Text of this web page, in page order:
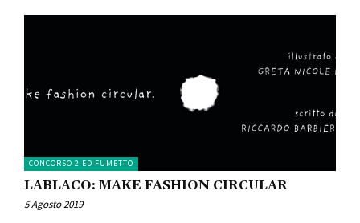
CONCORSO 2 ED FUMETTO
LABLACO: MAKE FASHION CIRCULAR
5 Agosto 2019